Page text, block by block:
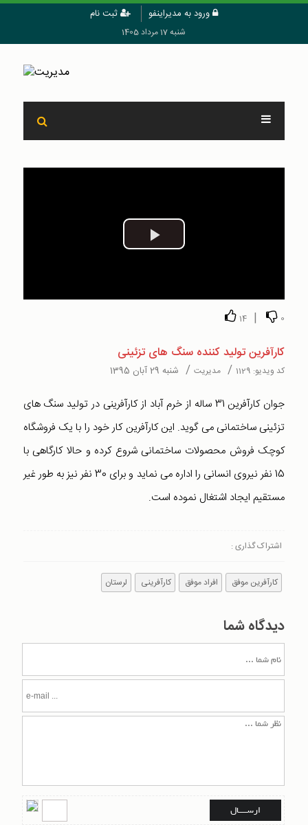
ورود به مدیراینفو ثبت نام
شنبه 17 مرداد 1405
Play
0
|
14
کارآفرین تولید کننده سنگ های تزئینی
کد ویدیو: 1129
/ مدیریت/ شنبه 29 آبان 1395
جوان کارآفرین 31 ساله از خرم آباد از کارآفرینی در تولید سنگ های
تزئینی ساختمانی می گوید. این کارآفرین کار خود را با یک فروشگاه
کوچک فروش محصولات ساختمانی شروع کرده و حالا کارگاهی با
15 نفر نیروی انسانی را اداره می نماید و برای 30 نفر نیز به طور غیر
مستقیم ایجاد اشتغال نموده است.
اشتراک گذاری :
کارآفرین موفق افراد موفق کارآفرینی لرستان
دیدگاه شما